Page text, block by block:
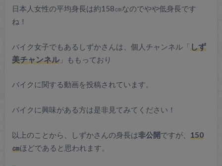
日本人女性の平均身長は約158㎝なのでやや低身長です
ね！
バイク女子でもあるしずかさんは、個人チャンネル「しず
美チャンネル」ももっており
バイクに関する動画を投稿されています。
バイクに興味がある方は是非見てみてください！
以上のことから、しずかさんの身長は非公開ですが、 150
㎝ほどであると思われます。